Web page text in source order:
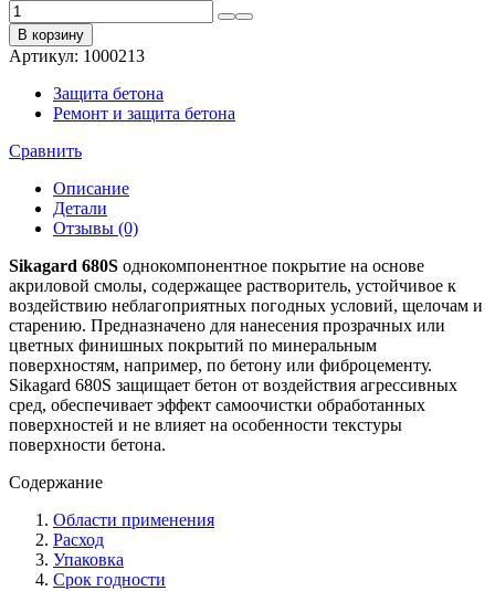
Количество
товара
Акриловая
защитная
краска
Sikagard
S
В корзину
Артикул: 1000213
Защита бетона
Ремонт и защита бетона
Сравнить
Описание
Детали
Отзывы (0)
Sikagard 680S однокомпонентное покрытие на основе
акриловой смолы, содержащее растворитель, устойчивое к
воздействию неблагоприятных погодных условий, щелочам и
старению. Предназначено для нанесения прозрачных или
цветных финишных покрытий по минеральным
поверхностям, например, по бетону или фиброцементу.
Sikagard 680S защищает бетон от воздействия агрессивных
сред, обеспечивает эффект самоочистки обработанных
поверхностей и не влияет на особенности текстуры
поверхности бетона.
Содержание
Области применения
Расход
Упаковка
Срок годности